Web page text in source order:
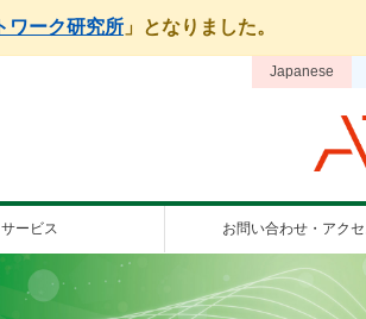
ワーク研究所 」となりました。
Japanese
サービス お問い合わせ・アク